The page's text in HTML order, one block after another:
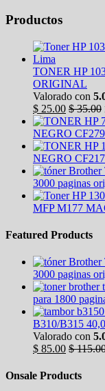
Productos
TONER HP
ORIGINAL
Valorado con
$ 25.00 $35.00
NEGRO
NEGRO
3000 paginas
MFP M177
Featured Products
3000 paginas
para 1800
B310/B315
Valorado con
$ 85.00 $
Onsale Products